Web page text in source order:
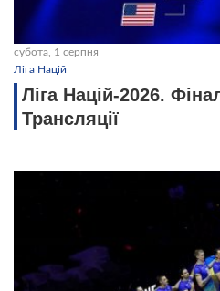
субота, 1 серпня
Ліга Націй
Ліга Націй-2026.
Трансляції